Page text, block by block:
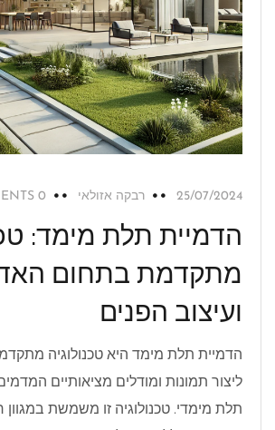
25/07/2024 רבקה אזולאי 0 COMMENTS
הדמיית תלת מימד:
מתקדמת בתחום
ועיצוב הפנים
הדמיית תלת מימד היא טכנולוגיה
ליצור תמונות ומודלים מציאותיים
תלת מימדי. טכנולוגיה זו משמשת